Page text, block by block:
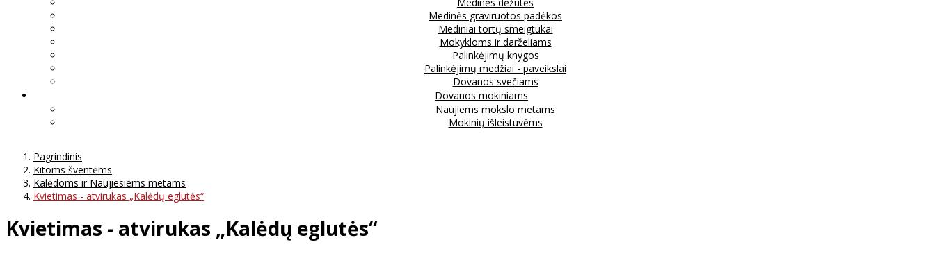
Medinės graviruotos padėkos
Mediniai tortų smeigtukai
Mokykloms ir darželiams
Palinkėjimų knygos
Palinkėjimų medžiai - paveikslai
Dovanos svečiams
Dovanos mokiniams
Naujiems mokslo metams
Mokinių išleistuvėms
Pagrindinis
Kitoms šventėms
Kalėdoms ir Naujiesiems metams
Kvietimas - atvirukas „Kalėdų eglutės“
Kvietimas - atvirukas „Kalėdų eglutės“